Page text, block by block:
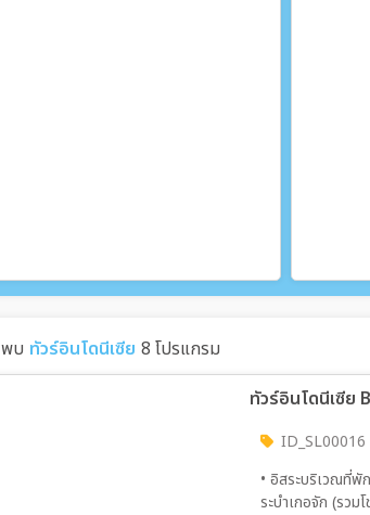
พบ ทัวร์อินโดนีเซีย 8 โปรแกรม
ทัวร์อินโดนีเซีย
ID_SL00016
• อิสระบริเวณที่พั
ระบำเกอจัก (รวม